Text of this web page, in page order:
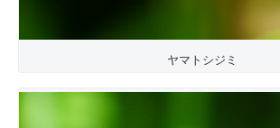
ヤマトシジミ